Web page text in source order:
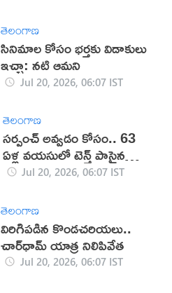
తెలంగాణ
సినిమాల కోసం భర్తకు విడాకులు
ఇచ్చా: నటి ఆమని
Jul 20, 2026, 06:07 IST
తెలంగాణ
సర్పంచ్ అవ్వడం కోసం.. 63
ఏళ్ల వయసులో టెన్త్ పాసైన
వృద్ధురాలు
Jul 20, 2026, 06:07 IST
తెలంగాణ
విరిగిపడిన కొండచరియలు..
చార్‌ధామ్ యాత్ర నిలిపివేత
Jul 20, 2026, 06:07 IST